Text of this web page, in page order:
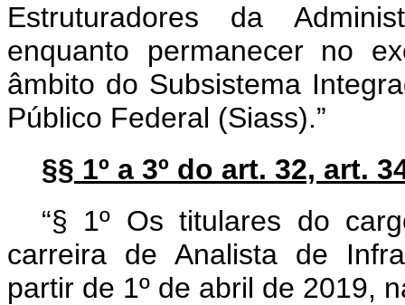
Estruturadores da
enquanto permanecer no
âmbito do Subsistema
Público Federal (Siass).”
§§ 1º a 3º do art. 32, art.
“§ 1º Os titulares do
carreira de Analista de
partir de 1º de abril de 2019,